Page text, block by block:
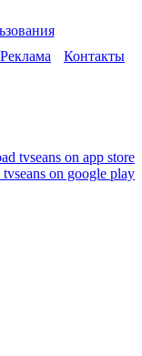
Реклама Контакты